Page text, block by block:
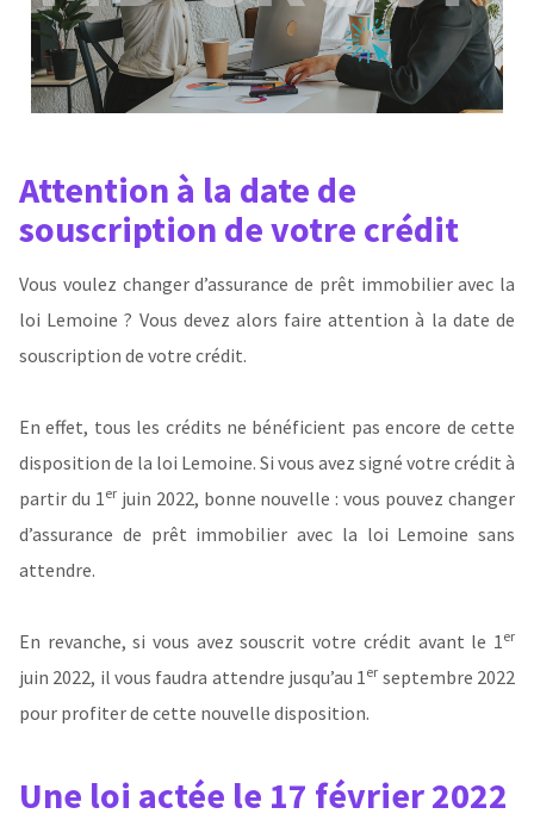
Attention à la date de
souscription de votre crédit
Vous voulez changer d’assurance de prêt immobilier avec la
loi Lemoine ? Vous devez alors faire attention à la date de
souscription de votre crédit.
En effet, tous les crédits ne bénéficient pas encore de cette
disposition de la loi Lemoine. Si vous avez signé votre crédit à
partir du 1 erjuin 2022, bonne nouvelle : vous pouvez changer
d’assurance de prêt immobilier avec la loi Lemoine sans
attendre.
En revanche, si vous avez souscrit votre crédit avant le 1 er
juin 2022, il vous faudra attendre jusqu’au 1 er septembre 2022
pour profiter de cette nouvelle disposition.
Une loi actée le 17 février 2022